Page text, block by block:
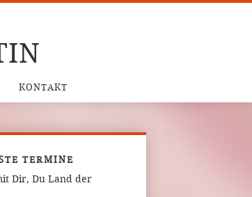
KONTAKT
TERMINE
Dir, Du Land der